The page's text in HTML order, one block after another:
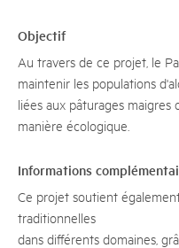
Objectif
Au travers de ce projet, le
maintenir les populations
liées aux pâturages maigres
manière écologique.
Informations
Ce projet soutient
traditionnelles
dans différents domaines,